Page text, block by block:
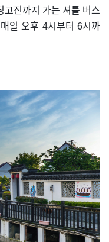
고진까지 가는 셔틀 버스
일 오후 4시부터 6시까